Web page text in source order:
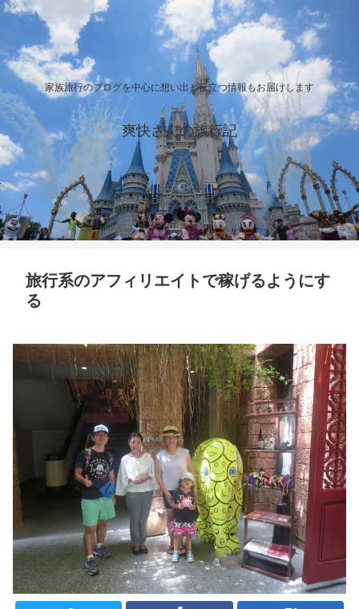
家族旅行のブログを中心に想い出と役立つ情報もお届けします
爽快さんの旅行記
旅行系のアフィリエイトで稼げるようにす
る